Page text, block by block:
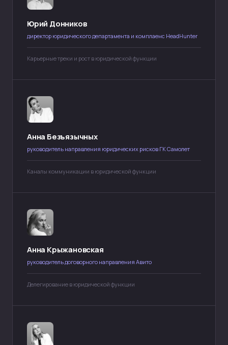
Юрий Донников
директор юридического департамента и комплаенс HeadHunter
Карьерные треки и рост в юридической функции
Анна Безъязычных
руководитель направления юридических рисков ГК Самолет
Каналы коммуникации в юридической функции
Анна Крыжановская
руководитель договорного направления Авито
Делегирование в юридической функции
ООО «Юридический менеджмент. Альтернативный
провайдер юридических услуг», ИНН 9 703 118 524,
КПП 770 301 001, ОГРН 1 227 700 762 475, 123 242,
г. Москва, ул. Красная Пресня, дом 7
Лицензия на образовательную деятельность
Договор-оферта
Политика конфиденциальности
Никифоров || Юридический менеджмент
Академия Юридического менеджмента
НЕюридический бизнес || Никифоров
Я прочитал(а) и принимаю условия
Пользовательского соглашения и Политики
конфиденциальности, я даю согласие
на обработку персональных данных и рассылку